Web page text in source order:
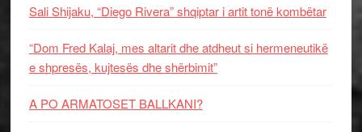
Sali Shijaku, “Diego Rivera” shqiptar i artit tonë kombëtar
“Dom Fred Kalaj, mes altarit dhe atdheut si hermeneutikë
e shpresës, kujtesës dhe shërbimit”
A PO ARMATOSET BALLKANI?